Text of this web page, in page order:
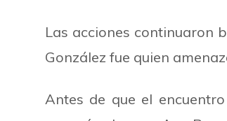
Las acciones continuaron
González fue quien
Antes de que el